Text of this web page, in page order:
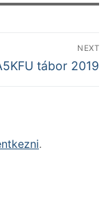
NEXT
tábor 2019
.